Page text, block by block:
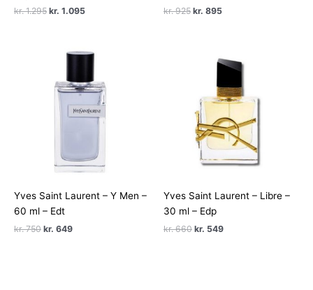
kr.1.295 Den
kr. 1.295.
kr. 1.095Den
kr. 1.095.
kr.925 Den
kr. 895Den
Yves Saint Laurent – Y Men –
60 ml – Edt
kr.750 Den
kr. 649Den
Yves Saint Laurent – Libre –
30 ml – Edp
kr.660 Den
kr. 549Den